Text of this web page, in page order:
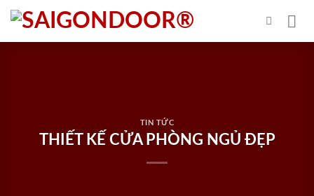
Skip
content
TIN TỨC
THIẾT KẾ CỬA PHÒNG NGỦ ĐẸP